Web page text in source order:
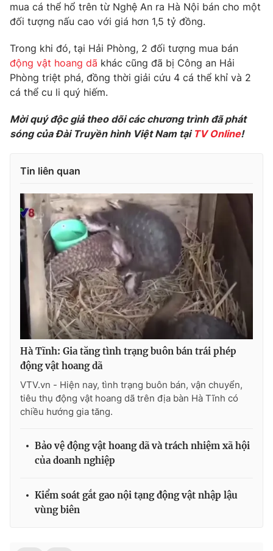
Phim VTV
Nhân vật
Khán giả
Giải trí
Điện ảnh
Âm nhạc
Sao
Đời sống
Du lịch
Chất lượng cuộc sống
Giáo dục
Tuyển sinh
Học trực tuyến
Công nghệ
Sản phẩm
Thị trường
Tư vấn
Lịch phát sóng
Chuyên mục khác
Emagazine Podcast
Photo Infographic
Video Shorts video
VTV Money
VTV Sức khoẻ Bất động sản
Thị trường 24h Tấm lòng Việt
VTV9
Liên hệ tòa soạn
mua cá thể hổ trên từ Nghệ An ra Hà Nội bán cho một
đối tượng nấu cao với giá hơn 1,5 tỷ đồng.
Trong khi đó, tại Hải Phòng, 2 đối tượng mua bán
động vật hoang dã khác cũng đã bị Công an Hải
Phòng triệt phá, đồng thời giải cứu 4 cá thể khỉ và 2
cá thể cu li quý hiếm.
Mời quý độc giả theo dõi các chương trình đã phát
sóng của Đài Truyền hình Việt Nam tại TV Online!
Tin liên quan
Hà Tĩnh: Gia tăng tình trạng buôn bán trái phép
động vật hoang dã
VTV.vn - Hiện nay, tình trạng buôn bán, vận chuyển,
tiêu thụ động vật hoang dã trên địa bàn Hà Tĩnh có
chiều hướng gia tăng.
Bảo vệ động vật hoang dã và trách nhiệm xã hội
của doanh nghiệp
Kiểm soát gắt gao nội tạng động vật nhập lậu
vùng biên